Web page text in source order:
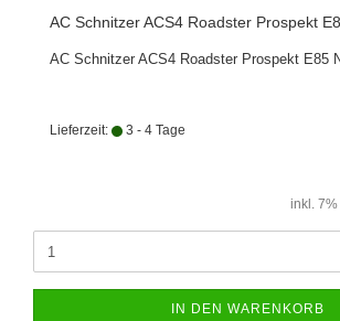
AC Schnitzer ACS4 Roadster Prospekt
AC Schnitzer ACS4 Roadster Prospekt E85
Lieferzeit: 3 - 4 Tage
inkl. 7%
IN DEN WARENKORB